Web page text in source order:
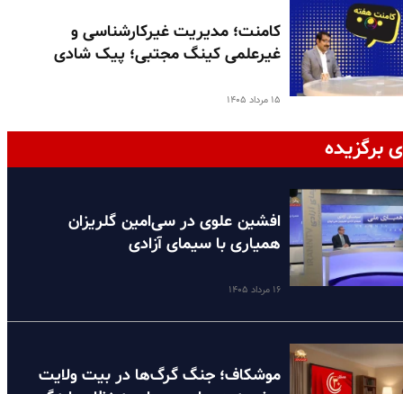
کامنت؛ مدیریت غیرکارشناسی و
غیرعلمی کینگ مجتبی؛ پیک شادی
۱۵ مرداد ۱۴۰۵
برگزیده
افشین علوی در سی‌امین گلریزان
همیاری با سیمای آزادی
۱۶ مرداد ۱۴۰۵
موشکاف؛ جنگ گرگ‌ها در بیت ولایت